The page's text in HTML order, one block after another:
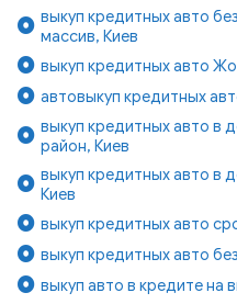
выкуп кредитных авто
массив, Киев
выкуп кредитных авто
автовыкуп кредитных
выкуп кредитных авто в
район, Киев
выкуп кредитных авто в
Киев
выкуп кредитных авто
выкуп кредитных авто
выкуп авто в кредите на